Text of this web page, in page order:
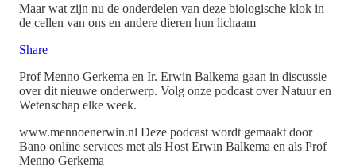
Maar wat zijn nu de onderdelen van deze biologische klok in
de cellen van ons en andere dieren hun lichaam
Share
Prof Menno Gerkema en Ir. Erwin Balkema gaan in discussie
over dit nieuwe onderwerp. Volg onze podcast over Natuur en
Wetenschap elke week.
www.mennoenerwin.nl Deze podcast wordt gemaakt door
Bano online services met als Host Erwin Balkema en als Prof
Menno Gerkema